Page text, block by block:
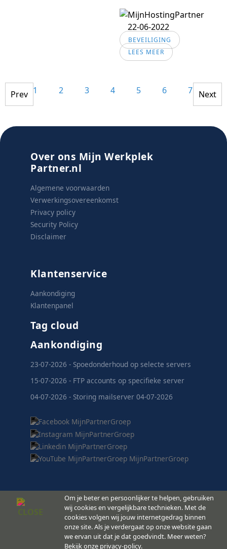
22-06-2022
BEVEILIGING
LEES MEER
1 2 3 4 5 6 7 8
Prev Next
Over ons Mijn Werkplek
Partner.nl
Algemene voorwaarden
Verwerkingsovereenkomst
Privacy policy
Security Policy
Disclaimer
Klantenservice
Aankondiging
Klantenpanel
Tag cloud
Aankondiging
23-07-2026 - Spoedonderhoud op selecte servers
15-07-2026 - FTP accounts op specifieke server
04-07-2026 - Storing mailserver 04-07-2026
MijnPartnerGroep.nl
© 2008 -
Om je beter en persoonlijker te helpen, gebruiken
wij cookies en vergelijkbare technieken. Met de
cookies volgen wij jouw internetgedrag binnen
onze site. Als je verdergaat op onze website gaan
we ervan uit dat je dat goedvindt. Meer weten?
Bekijk onze privacy-policy.